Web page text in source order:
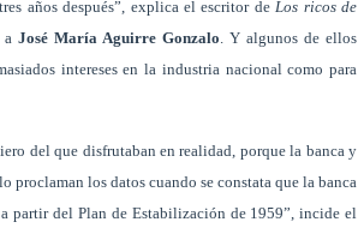
años después”, explica el escritor deLos ricos de
a José María Aguirre Gonzalo. Y algunos de ellos
intereses en la industria nacional como para
del que disfrutaban en realidad, porque la banca y
los datos cuando se constata que la banca
partir del Plan de Estabilización de 1959”, incide el